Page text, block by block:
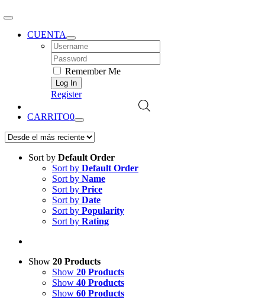
CUENTA
Username:
Password:
Remember Me
Register
CARRITO0
Sort by Default Order
Sort by Default Order
Sort by Name
Sort by Price
Sort by Date
Sort by Popularity
Sort by Rating
Show 20 Products
Show 20 Products
Show 40 Products
Show 60 Products